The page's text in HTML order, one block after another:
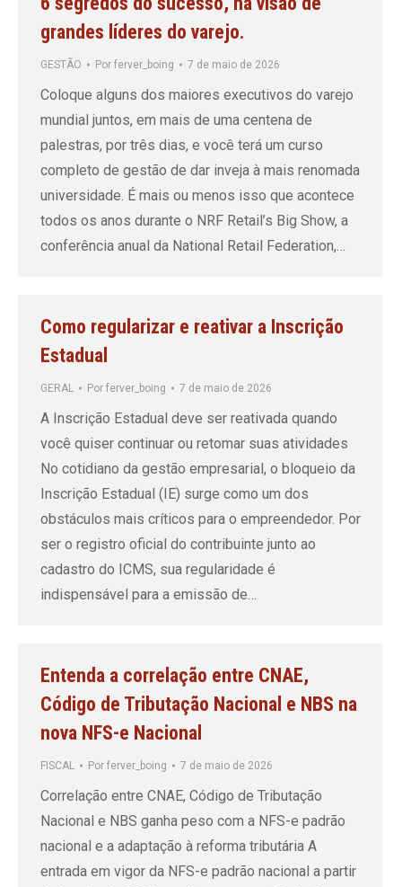
grandes líderes do varejo.
GESTÃO Por ferver_boing 7 de maio de 2026
Coloque alguns dos maiores executivos do varejo
mundial juntos, em mais de uma centena de
palestras, por três dias, e você terá um curso
completo de gestão de dar inveja à mais renomada
universidade. É mais ou menos isso que acontece
todos os anos durante o NRF Retail’s Big Show, a
conferência anual da National Retail Federation,…
Como regularizar e reativar a Inscrição
Estadual
GERAL Por ferver_boing 7 de maio de 2026
A Inscrição Estadual deve ser reativada quando
você quiser continuar ou retomar suas atividades
No cotidiano da gestão empresarial, o bloqueio da
Inscrição Estadual (IE) surge como um dos
obstáculos mais críticos para o empreendedor. Por
ser o registro oficial do contribuinte junto ao
cadastro do ICMS, sua regularidade é
indispensável para a emissão de…
Entenda a correlação entre CNAE,
Código de Tributação Nacional e NBS na
nova NFS-e Nacional
FISCAL Por ferver_boing 7 de maio de 2026
Correlação entre CNAE, Código de Tributação
Nacional e NBS ganha peso com a NFS-e padrão
nacional e a adaptação à reforma tributária A
entrada em vigor da NFS-e padrão nacional a partir